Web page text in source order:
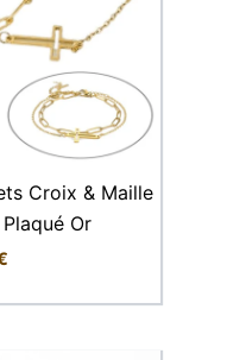
Croix & Maille
Or